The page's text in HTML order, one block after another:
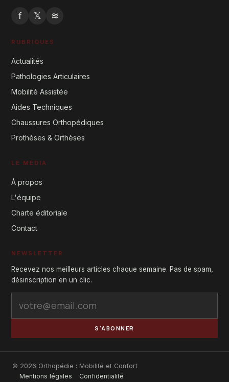
f 𝕏 ≋
RUBRIQUES
Actualités
Pathologies Articulaires
Mobilité Assistée
Aides Techniques
Chaussures Orthopédiques
Prothèses & Orthèses
LE MÉDIA
À propos
L'équipe
Charte éditoriale
Contact
NEWSLETTER
Recevez nos meilleurs articles chaque semaine. Pas de spam,
désinscription en un clic.
S'ABONNER
© 2026 Orthopédie : Mobilité et Confort
Mentions légales
Confidentialité